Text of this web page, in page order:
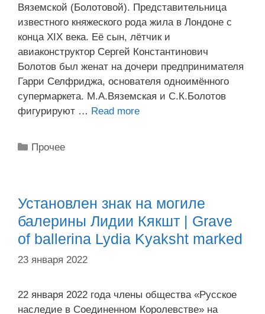
Вяземской (Болотовой). Представительница
известного княжеского рода жила в Лондоне с
конца XIX века. Её сын, лётчик и
авиаконструктор Сергей Константинович
Болотов был женат на дочери предпринимателя
Гарри Селфриджа, основателя одноимённого
супермаркета. М.А.Вяземская и С.К.Болотов
фигурируют … Read more
Рубрики
Прочее
Установлен знак на могиле
балерины Лидии Кякшт | Grave
of ballerina Lydia Kyaksht marked
23 января 2022
22 января 2022 года члены общества «Русское
наследие в Соединенном Королевстве» на